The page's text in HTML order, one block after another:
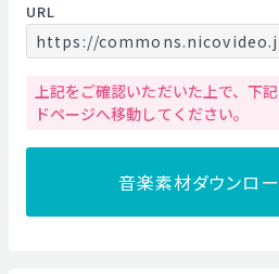
URL
https://
上記をご確認いただいた上で、下
ドページへ移動してください。
音楽素材ダウンロ